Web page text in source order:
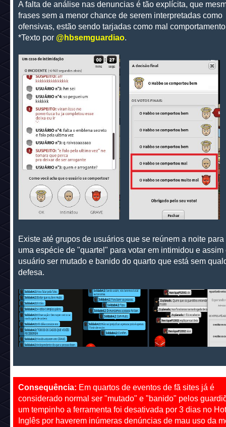
A falta de análise nas denuncias é tão explícita, que
frases sem a menor chance de serem interpretadas como
ofensivas, estão sendo tarjadas como mal
*Texto por @hbsemguardiao.
Existe até grupos de usuários que se reúnem a noite para
uma espécie de "quartel" para votar em intimidou e assim
usuário ser mutado e banido do quarto que está sem
defesa.
Consequência: Em quartos de eventos de fã sites já é
considerado normal ser "mutado" e "banido" pelos
um tempinho a ferramenta foi desativada por 3 dias no
Inglês por haverem inúmeras denúncias de mau uso da